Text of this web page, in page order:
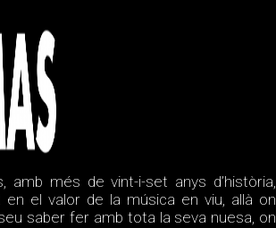
amb més de vint-i-set anys d’història,
el valor de la música en viu, allà on
saber fer amb tota la seva nuesa, on